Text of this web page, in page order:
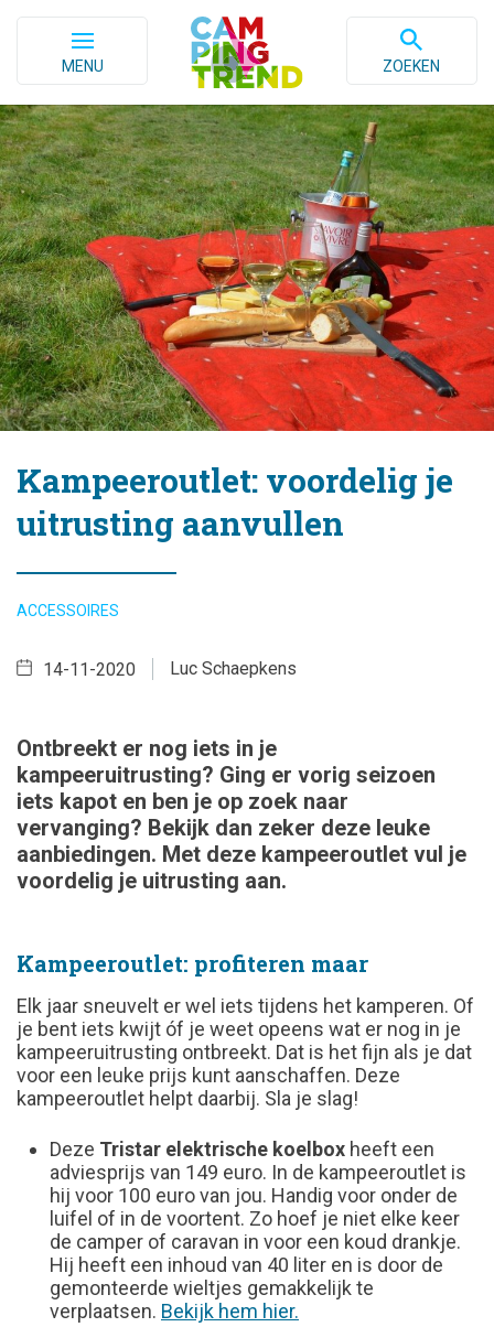
MENU ZOEKEN
Kampeeroutlet: voordelig je
uitrusting aanvullen
ACCESSOIRES
Luc Schaepkens
14-11-2020
Ontbreekt er nog iets in je
kampeeruitrusting? Ging er vorig seizoen
iets kapot en ben je op zoek naar
vervanging? Bekijk dan zeker deze leuke
aanbiedingen. Met deze kampeeroutlet vul je
voordelig je uitrusting aan.
Kampeeroutlet: profiteren maar
Elk jaar sneuvelt er wel iets tijdens het kamperen. Of
je bent iets kwijt óf je weet opeens wat er nog in je
kampeeruitrusting ontbreekt. Dat is het fijn als je dat
voor een leuke prijs kunt aanschaffen. Deze
kampeeroutlet helpt daarbij. Sla je slag!
Deze Tristar elektrische koelbox heeft een
adviesprijs van 149 euro. In de kampeeroutlet is
hij voor 100 euro van jou. Handig voor onder de
luifel of in de voortent. Zo hoef je niet elke keer
de camper of caravan in voor een koud drankje.
Hij heeft een inhoud van 40 liter en is door de
gemonteerde wieltjes gemakkelijk te
verplaatsen. Bekijk hem hier.